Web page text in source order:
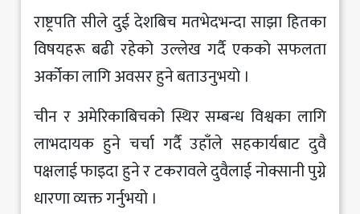
राष्ट्रपति सीले दुई देशबिच मतभेदभन्दा साझा हितका
विषयहरू बढी रहेको उल्लेख गर्दै एकको सफलता
अर्कोका लागि अवसर हुने बताउनुभयो ।
चीन र अमेरिकाबिचको स्थिर सम्बन्ध विश्वका लागि
लाभदायक हुने चर्चा गर्दै उहाँले सहकार्यबाट दुवै
पक्षलाई फाइदा हुने र टकरावले दुवैलाई नोक्सानी पुग्ने
धारणा व्यक्त गर्नुभयो ।